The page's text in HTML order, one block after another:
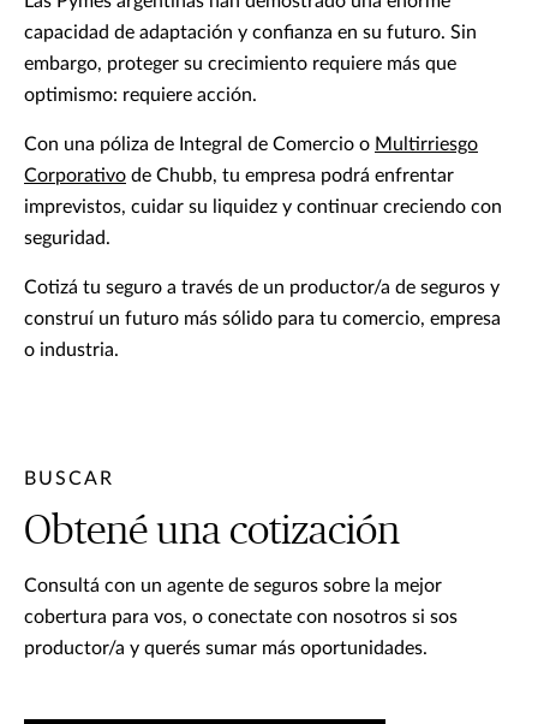
capacidad de adaptación y confianza en su futuro. Sin
embargo, proteger su crecimiento requiere más que
optimismo: requiere acción.
Con una póliza de Integral de Comercio o Multirriesgo
Corporativo de Chubb, tu empresa podrá enfrentar
imprevistos, cuidar su liquidez y continuar creciendo con
seguridad.
Cotizá tu seguro a través de un productor/a de seguros y
construí un futuro más sólido para tu comercio, empresa
o industria.
BUSCAR
Obtené una cotización
Consultá con un agente de seguros sobre la mejor
cobertura para vos, o conectate con nosotros si sos
productor/a y querés sumar más oportunidades.